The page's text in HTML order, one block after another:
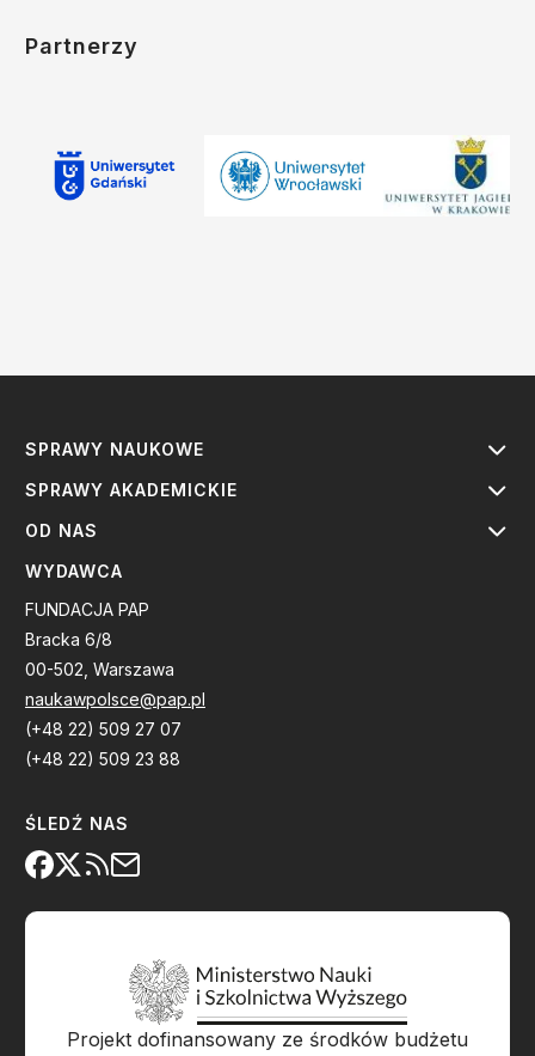
Partnerzy
SPRAWY NAUKOWE
SPRAWY AKADEMICKIE
OD NAS
WYDAWCA
FUNDACJA PAP
Bracka 6/8
00-502, Warszawa
naukawpolsce@pap.pl
(+48 22) 509 27 07
(+48 22) 509 23 88
ŚLEDŹ NAS
Projekt dofinansowany ze środków budżetu